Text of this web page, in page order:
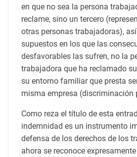
en que no sea la persona
reclame, sino un tercero
otras personas trabajadoras),
supuestos en los que las
desfavorables las sufren, no la
trabajadora que ha reclamado
su entorno familiar que presta
misma empresa (discriminación
Como reza el título de esta
indemnidad es un instrumento
defensa de los derechos de los
ahora se reconoce